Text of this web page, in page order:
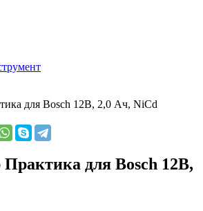
для Bosch 12В, 2,0 Ач, NiCd
для Bosch 12В,